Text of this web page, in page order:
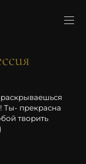
Ты- прекрасна
творить